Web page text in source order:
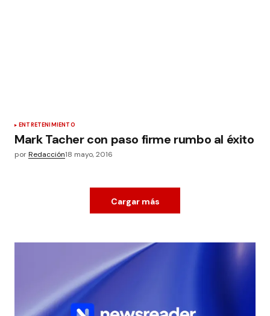
ENTRETENIMIENTO
Mark Tacher con paso firme rumbo al éxito
porRedacción18 mayo, 2016
Cargar más